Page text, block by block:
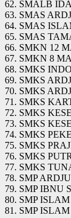
62. SMALB
63. SMAS
64. SMAS
65. SMAS
66. SMKN 12
67. SMKN 8
68. SMKS
69. SMKS
70. SMKS
71. SMKS
72. SMKS
73. SMKS
74. SMKS
75. SMKS
76. SMKS
77. SMKS
78. SMP
79. SMP IBNU
80. SMP
81. SMP